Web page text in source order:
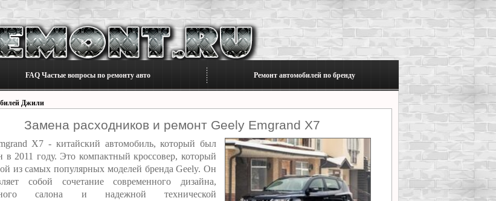
FAQ Частые вопросы по ремонту авто Ремонт автомобилей по бренду
Джили
Замена расходников и ремонт Geely Emgrand X7
X7 - китайский автомобиль, который был
в 2011 году. Это компактный кроссовер, который
из самых популярных моделей бренда Geely. Он
собой сочетание современного дизайна,
салона и надежной технической